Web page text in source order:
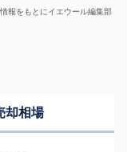
報をもとにイエウール編集部
却相場